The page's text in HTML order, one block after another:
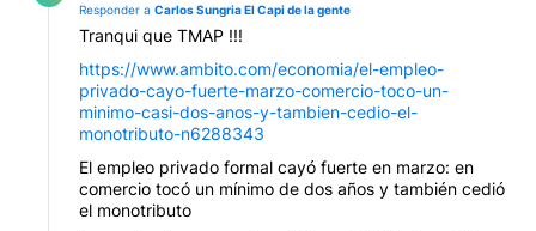
Responder a Carlos Sungria El Capi de la gente
Tranqui que TMAP !!!
https://www.ambito.com/economia/el-empleo-
privado-cayo-fuerte-marzo-comercio-toco-un-
minimo-casi-dos-anos-y-tambien-cedio-el-
monotributo-n6288343
El empleo privado formal cayó fuerte en marzo: en
comercio tocó un mínimo de dos años y también cedió
el monotributo